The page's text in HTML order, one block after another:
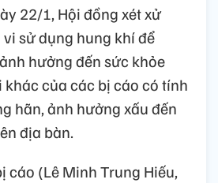
22/1, Hội đồng xét xử
sử dụng hung khí để
hưởng đến sức khỏe
của các bị cáo có tính
hãn, ảnh hưởng xấu đến
địa bàn.
cáo (Lê Minh Trung Hiếu,